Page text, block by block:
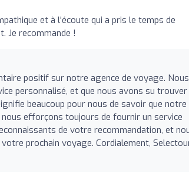
et à l'écoute qui a pris le temps de
Je recommande !
positif sur notre agence de voyage. Nous
personnalisé, et que nous avons su
beaucoup pour nous de savoir que notre
efforçons toujours de fournir un service
de votre recommandation, et
prochain voyage. Cordialement,